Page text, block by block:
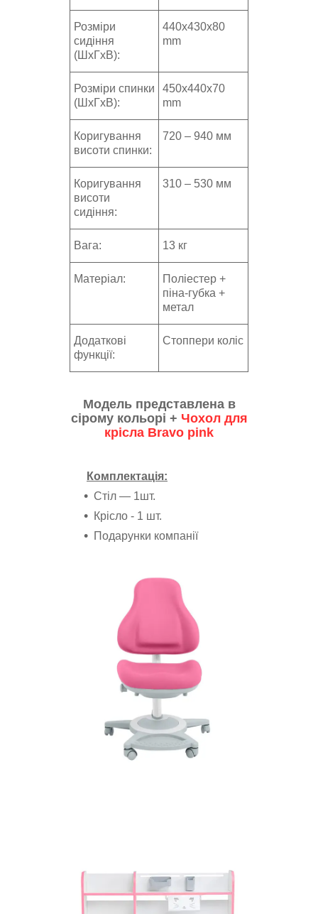
Розміри
сидіння
(ШхГхВ):
440х430х80
mm
Розміри спинки
(ШхГхВ):
450х440х70
mm
Коригування
висоти спинки:
720 – 940 мм
Коригування
висоти
сидіння:
310 – 530 мм
Вага: 13 кг
Матеріал:
Поліестер +
піна-губка +
метал
Додаткові
функції:
Стоппери коліс
Модель представлена в
сірому кольорі + Чохол для
крісла Bravo pink
Комплектація:
Стіл ― 1шт.
Крісло - 1 шт.
Подарунки компанії